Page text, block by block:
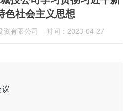
色社会主义思想
资有限公司 时间：2023-04-27